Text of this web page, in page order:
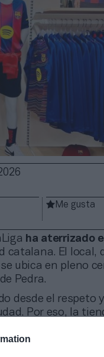
Me gusta
ha aterrizado
catalana. El local,
ubica en pleno
Pedra.
desde el respeto
Por eso, la
el club en un